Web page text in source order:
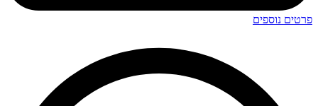
פרטים נוספים